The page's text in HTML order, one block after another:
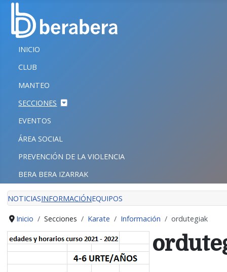
CERRAR
INICIO
CLUB
MANTEO
SECCIONES
EVENTOS
ÁREA SOCIAL
PREVENCIÓN DE LA VIOLENCIA
BERA BERA IZARRAK
INICIO
CLUB
MANTEO
SECCIONES
EVENTOS
ÁREA SOCIAL
PREVENCIÓN DE LA VIOLENCIA
BERA BERA IZARRAK
NOTICIASINFORMACIÓNEQUIPOS
Inicio Secciones Karate Información ordutegiak